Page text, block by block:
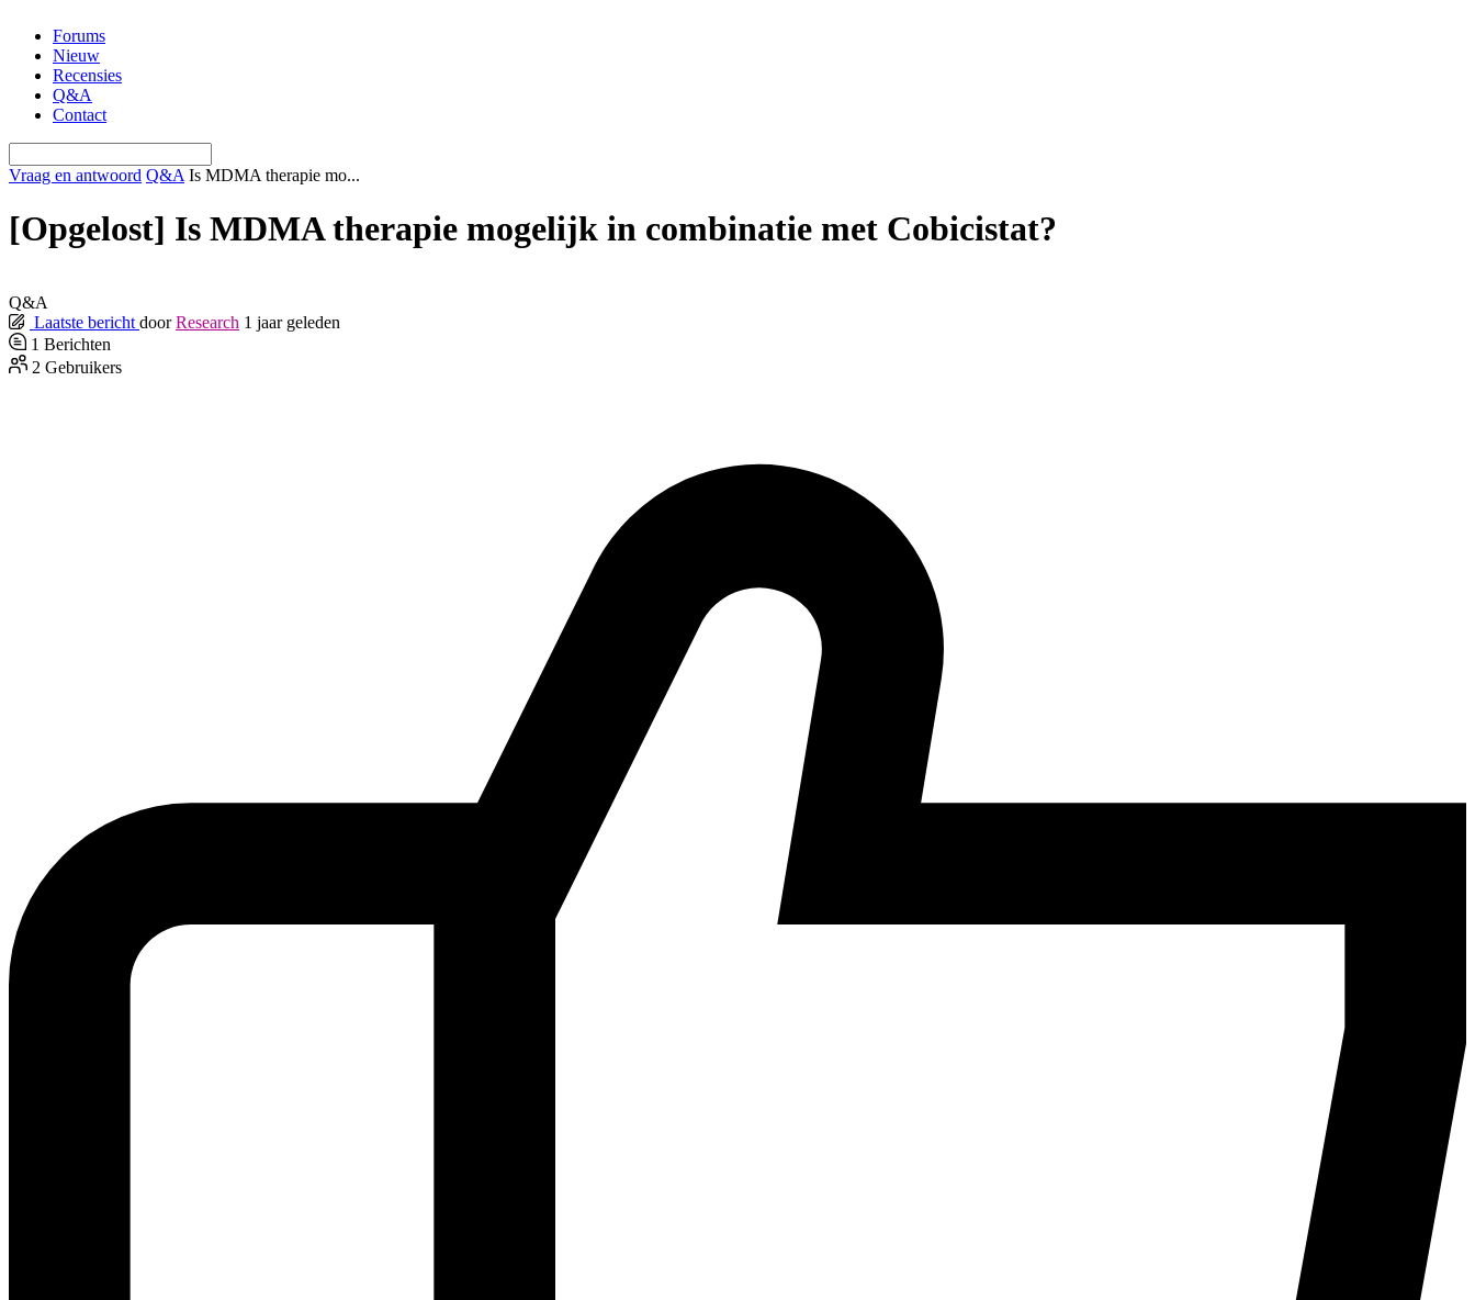
naar
inhoud
Forums
Nieuw
Recensies
Q&A
Contact
Vraag en antwoord Q&A Is MDMA therapie mo...
[Opgelost] Is MDMA therapie mogelijk in combinatie met Cobicistat?
Q&A
Laatste bericht door Research 1 jaar geleden
1 Berichten
2 Gebruikers